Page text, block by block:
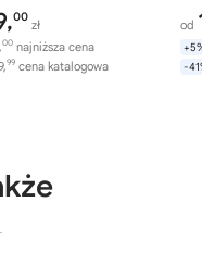
00
zł
00 najniższa cena
99 cena katalogowa
od
-